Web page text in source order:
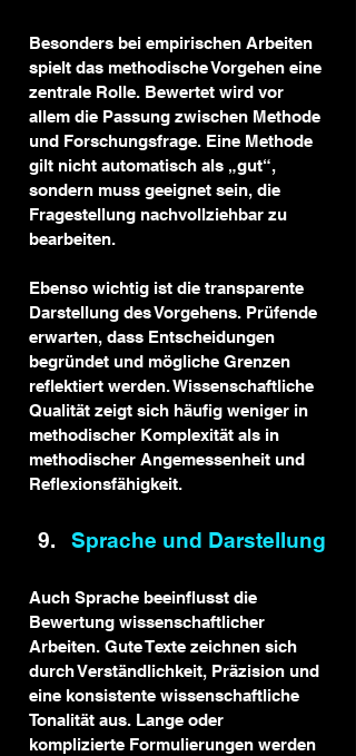
Besonders bei empirischen Arbeiten
spielt das methodische Vorgehen eine
zentrale Rolle. Bewertet wird vor
allem die Passung zwischen Methode
und Forschungsfrage. Eine Methode
gilt nicht automatisch als „gut“,
sondern muss geeignet sein, die
Fragestellung nachvollziehbar zu
bearbeiten.
Ebenso wichtig ist die transparente
Darstellung des Vorgehens. Prüfende
erwarten, dass Entscheidungen
begründet und mögliche Grenzen
reflektiert werden. Wissenschaftliche
Qualität zeigt sich häufig weniger in
methodischer Komplexität als in
methodischer Angemessenheit und
Reflexionsfähigkeit.
Sprache und Darstellung
Auch Sprache beeinflusst die
Bewertung wissenschaftlicher
Arbeiten. Gute Texte zeichnen sich
durch Verständlichkeit, Präzision und
eine konsistente wissenschaftliche
Tonalität aus. Lange oder
komplizierte Formulierungen werden